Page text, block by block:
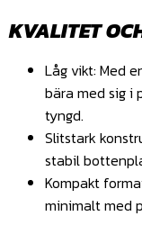
KVALITET
Låg vikt: Med
bära med sig i
tyngd.
Slitstark
stabil
Kompakt
minimalt med